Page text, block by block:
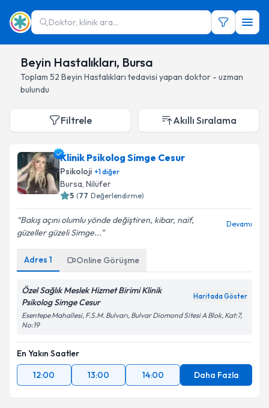
Doktor, klinik ara...
Beyin Hastalıkları, Bursa
Toplam 52 Beyin Hastalıkları tedavisi yapan doktor - uzman
bulundu
Filtrele Akıllı Sıralama
Klinik Psikolog Simge Cesur
Psikoloji +1diğer
Bursa, Nilüfer
5 (77 Değerlendirme)
Bakış açını olumlu yönde değiştiren, kibar, naif,
güzeller güzeli Simge...
Devamı
Adres 1 Online Görüşme
Özel Sağlık Meslek Hizmet Birimi Klinik
Psikolog Simge Cesur
Haritada Göster
Esentepe Mahallesi, F.S.M. Bulvarı, Bulvar Diomond Sitesi A Blok, Kat:7,
No:19
En Yakın Saatler
12:00
13:00 14:00 Daha Fazla